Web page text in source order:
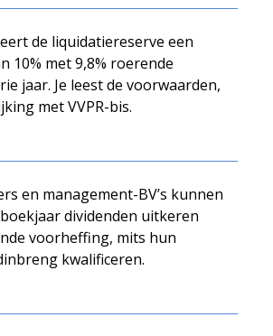
de liquidatiereserve een
10% met 9,8% roerende
jaar. Je leest de voorwaarden,
met VVPR-bis.
en management-BV’s kunnen
dividenden uitkeren
voorheffing, mits hun
kwalificeren.